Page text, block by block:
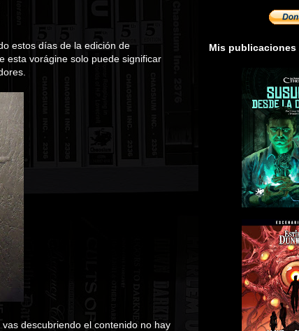
estos días de la edición de
esta vorágine solo puede significar
descubriendo el contenido no hay
Mis publicaciones